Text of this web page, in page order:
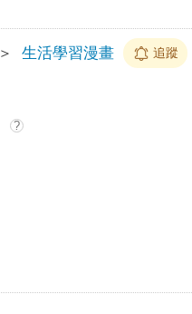
＞ 生活學習漫畫 追蹤
?